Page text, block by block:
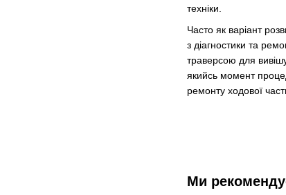
техніки.
Часто як варіант
з діагностики та
траверсою для
якийсь момент
ремонту ходової
Ми